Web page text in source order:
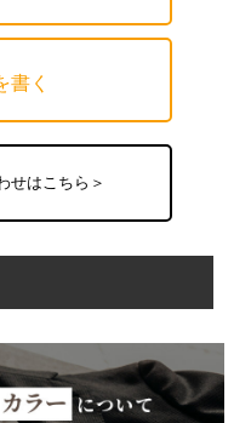
書く
せはこちら＞